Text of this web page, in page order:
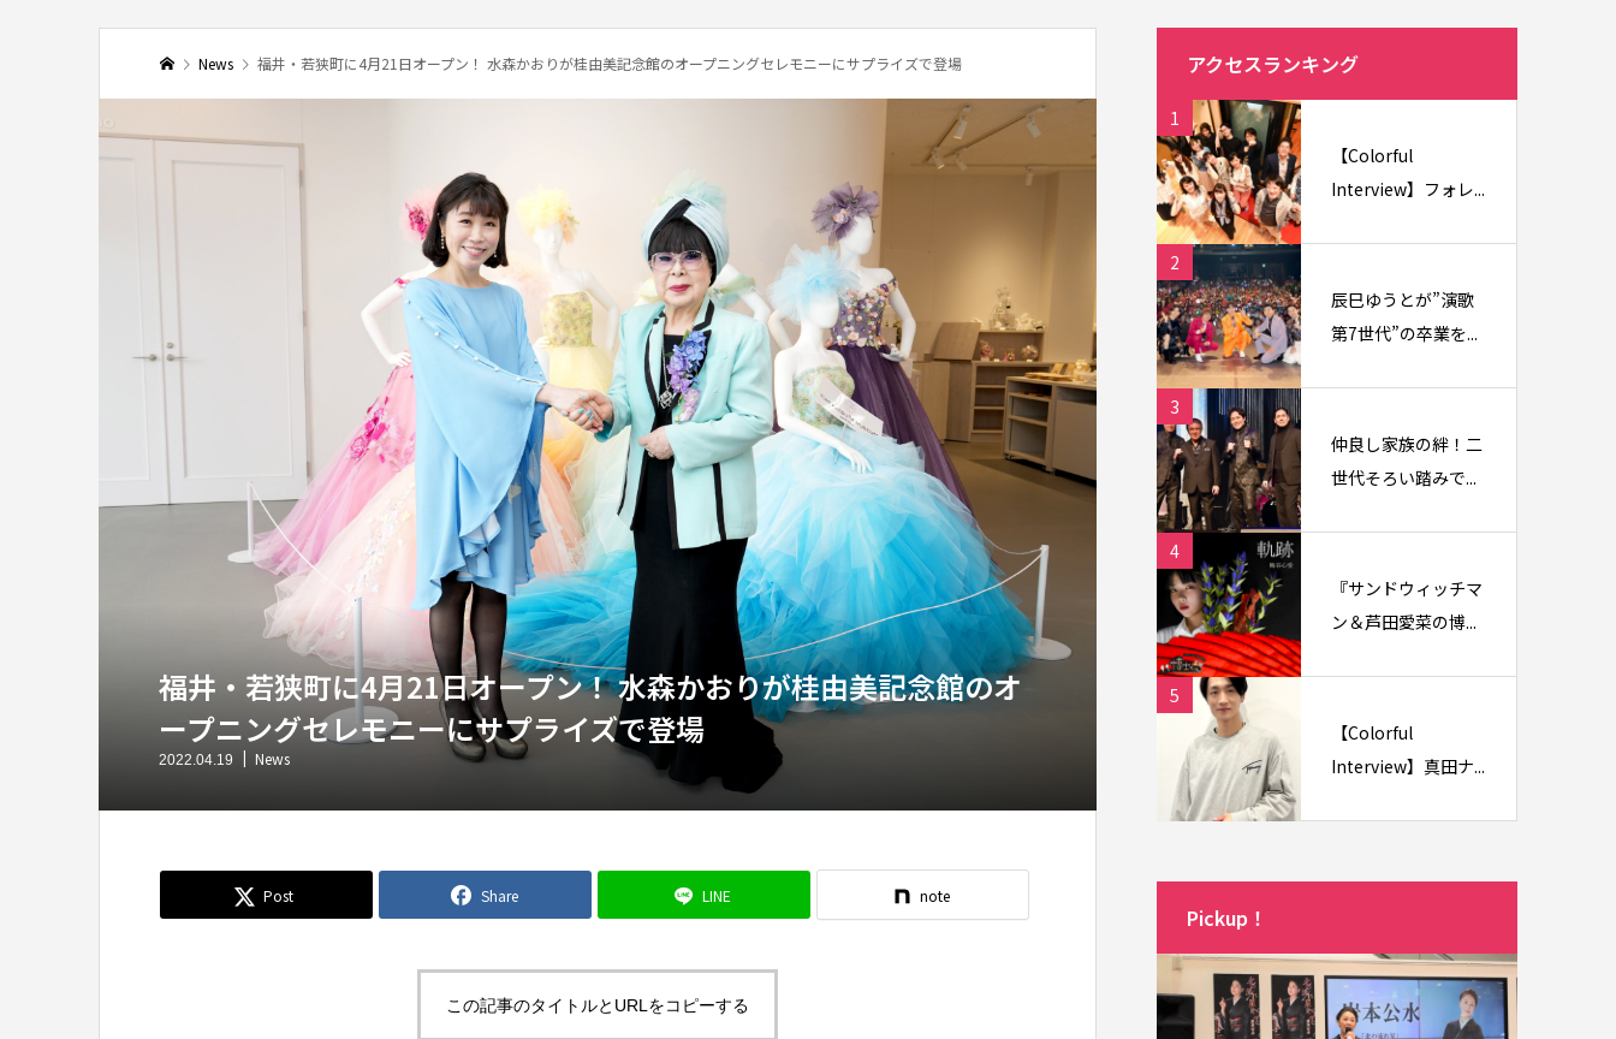
News 福井・若狭町に4月21日オープン！ 水森かおりが桂由美記念館のオープニングセレモニーにサプライズで登場
福井・若狭町に4月21日オープン！ 水森かおりが桂由美記念館のオ
ープニングセレモニーにサプライズで登場
2022.04.19 News
Post Share LINE note
この記事のタイトルとURLをコピーする
アクセスランキング
1
【Colorful
Interview】フォレ...
2
辰巳ゆうとが”演歌
第7世代”の卒業を...
3
仲良し家族の絆！二
世代そろい踏みで...
4
『サンドウィッチマ
ン＆芦田愛菜の博...
5
【Colorful
Interview】真田ナ...
Pickup！